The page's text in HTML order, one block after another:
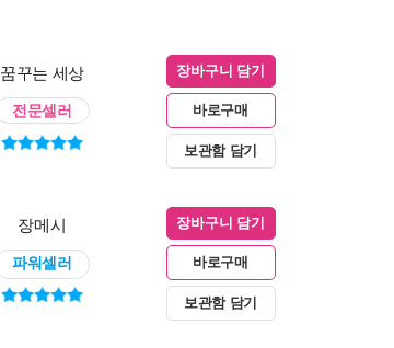
꿈꾸는 세상
전문셀러
장바구니 담기
바로구매
보관함 담기
장메시
파워셀러
장바구니 담기
바로구매
보관함 담기